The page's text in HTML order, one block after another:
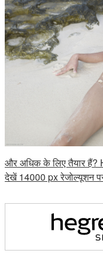
और अधिक के लिए तैयार हैं?
देखें 14000 px रेजोल्यूशन